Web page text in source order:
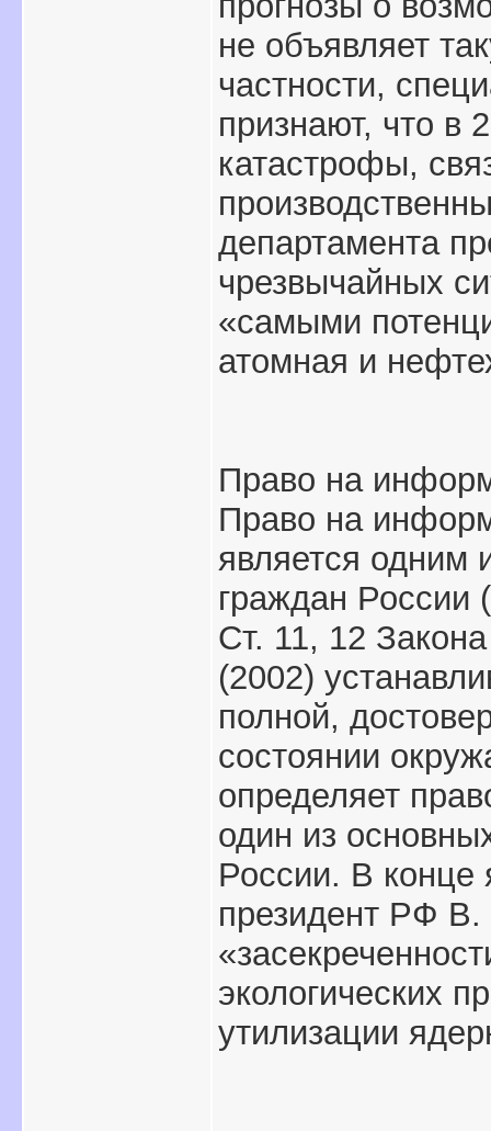
не объявляет
частности,
признают, что в
катастрофы,
департамента
чрезвычайных
«самыми
атомная и
Право на
Право на
является одним
граждан России
Ст. 11, 12
(2002)
полной,
состоянии
определяет
один из
России. В конце
президент РФ В.
экологических
утилизации